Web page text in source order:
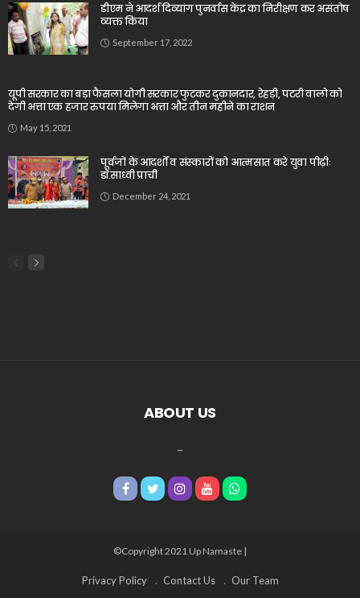
डीएम ने आदर्श दिव्यांग पुनर्वास केंद्र का निरीक्षण कर असंतोष
व्यक्त किया
September 17, 2022
यूपी सरकार का बड़ा फैसला योगी सरकार फुटकर दुकानदार, रेहड़ी, पटरी वालो को
देगी भत्ता एक हजार रुपया मिलेगा भत्ता और तीन महीने का राशन
May 15, 2021
पूर्वजों के आदर्शों व संस्कारों को आत्मसात करे युवा पीढ़ीः
डॉ.साध्वी प्राची
December 24, 2021
ABOUT US
©Copyright 2021 Up Namaste |
Privacy Policy Contact Us Our Team